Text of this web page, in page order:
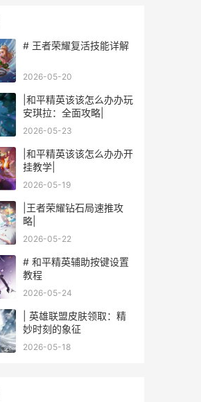
# 王者荣耀复活技能详解
2026-05-20
|和平精英该该怎么办办玩
安琪拉：全面攻略|
2026-05-23
|和平精英该该怎么办办开
挂教学|
2026-05-19
|王者荣耀钻石局速推攻
略|
2026-05-22
# 和平精英辅助按键设置
教程
2026-05-24
| 英雄联盟皮肤领取：精
妙时刻的象征
2026-05-18